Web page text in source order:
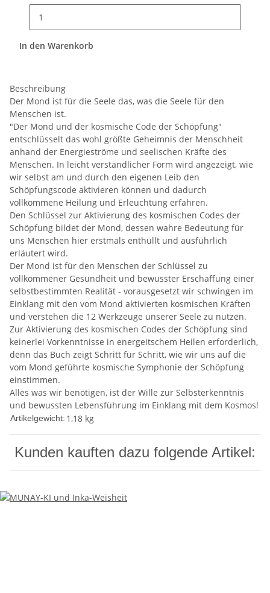
In den Warenkorb
Beschreibung
Der Mond ist für die Seele das, was die Seele für den
Menschen ist.
"Der Mond und der kosmische Code der Schöpfung"
entschlüsselt das wohl größte Geheimnis der Menschheit
anhand der Energieströme und seelischen Kräfte des
Menschen. In leicht verständlicher Form wird angezeigt, wie
wir selbst am und durch den eigenen Leib den
Schöpfungscode aktivieren können und dadurch
vollkommene Heilung und Erleuchtung erfahren.
Den Schlüssel zur Aktivierung des kosmischen Codes der
Schöpfung bildet der Mond, dessen wahre Bedeutung für
uns Menschen hier erstmals enthüllt und ausführlich
erläutert wird.
Der Mond ist für den Menschen der Schlüssel zu
vollkommener Gesundheit und bewusster Erschaffung einer
selbstbestimmten Realität - vorausgesetzt wir schwingen im
Einklang mit den vom Mond aktivierten kosmischen Kräften
und verstehen die 12 Werkzeuge unserer Seele zu nutzen.
Zur Aktivierung des kosmischen Codes der Schöpfung sind
keinerlei Vorkenntnisse in energeitschem Heilen erforderlich,
denn das Buch zeigt Schritt für Schritt, wie wir uns auf die
vom Mond geführte kosmische Symphonie der Schöpfung
einstimmen.
Alles was wir benötigen, ist der Wille zur Selbsterkenntnis
und bewussten Lebensführung im Einklang mit dem Kosmos!
Artikelgewicht: 1,18 kg
Kunden kauften dazu folgende Artikel: